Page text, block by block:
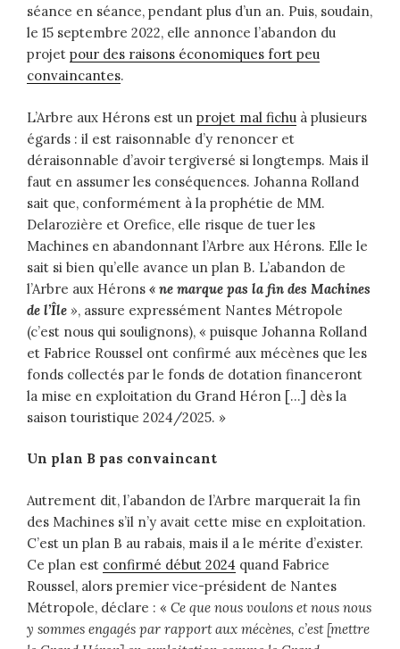
séance en séance, pendant plus d’un an. Puis, soudain,
le 15 septembre 2022, elle annonce l’abandon du
projet pour des raisons économiques fort peu
convaincantes.
L’Arbre aux Hérons est un projet mal fichu à plusieurs
égards : il est raisonnable d’y renoncer et
déraisonnable d’avoir tergiversé si longtemps. Mais il
faut en assumer les conséquences. Johanna Rolland
sait que, conformément à la prophétie de MM.
Delarozière et Orefice, elle risque de tuer les
Machines en abandonnant l’Arbre aux Hérons. Elle le
sait si bien qu’elle avance un plan B. L’abandon de
l’Arbre aux Hérons « ne marque pas la fin des Machines
de l’Île », assure expressément Nantes Métropole
(c’est nous qui soulignons), « puisque Johanna Rolland
et Fabrice Roussel ont confirmé aux mécènes que les
fonds collectés par le fonds de dotation financeront
la mise en exploitation du Grand Héron […] dès la
saison touristique 2024/2025. »
Un plan B pas convaincant
Autrement dit, l’abandon de l’Arbre marquerait la fin
des Machines s’il n’y avait cette mise en exploitation.
C’est un plan B au rabais, mais il a le mérite d’exister.
Ce plan est confirmé début 2024 quand Fabrice
Roussel, alors premier vice-président de Nantes
Métropole, déclare : « Ce que nous voulons et nous nous
y sommes engagés par rapport aux mécènes, c’est [mettre